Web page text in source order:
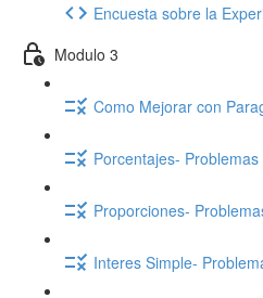
Encuesta sobre la
Modulo 3
Como Mejorar con
Porcentajes-
Proporciones-
Interes Simple-